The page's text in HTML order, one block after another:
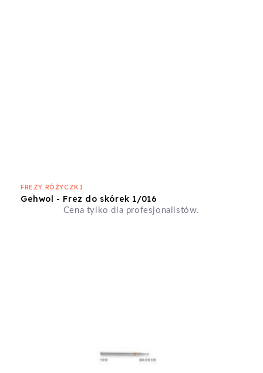
FREZY RÓŻYCZKI
Gehwol - Frez do skórek 1/016
Cena tylko dla profesjonalistów.